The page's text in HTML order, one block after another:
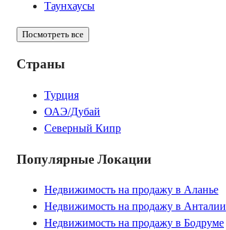
Таунхаусы
Посмотреть все
Страны
Турция
ОАЭ/Дубай
Северный Кипр
Популярные Локации
Недвижимость на продажу в Аланье
Недвижимость на продажу в Анталии
Недвижимость на продажу в Бодруме